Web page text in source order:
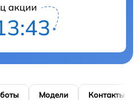
акции
Модели Контакты